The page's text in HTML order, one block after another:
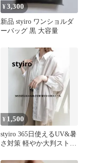
¥3,300
新品 styiro ワンショルダ
ーバッグ 黒 大容量
¥ 1,500
styiro 365日使えるUV&暑
さ対策 軽やか大判ストー